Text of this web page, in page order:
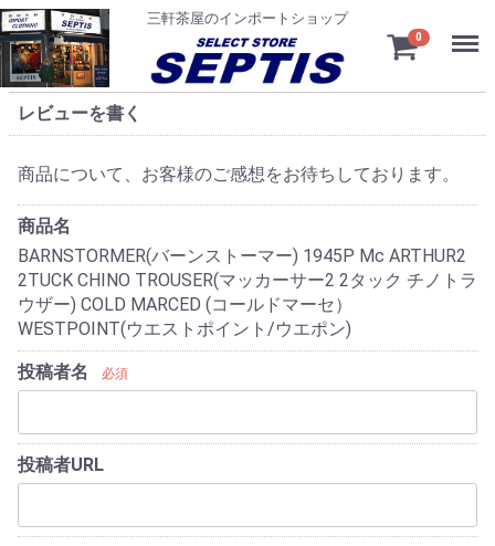
三軒茶屋のインポートショップ
0
レビューを書く
商品について、お客様のご感想をお待ちしております。
商品名
BARNSTORMER(バーンストーマー) 1945P Mc ARTHUR2
2TUCK CHINO TROUSER(マッカーサー2 2タック チノトラ
ウザー) COLD MARCED (コールドマーセ）
WESTPOINT(ウエストポイント/ウエポン)
投稿者名 必須
投稿者URL